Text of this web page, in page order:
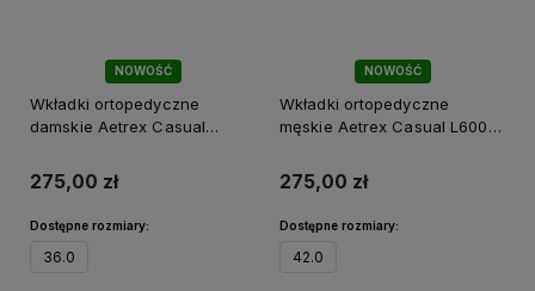
NOWOŚĆ
Wkładki ortopedyczne
damskie Aetrex Casual
wsparciem śródstopia
275,00 zł
Dostępne rozmiary:
36.0
NOWOŚĆ
Wkładki ortopedyczne
męskie Aetrex Casual L600M
275,00 zł
Dostępne rozmiary:
42.0